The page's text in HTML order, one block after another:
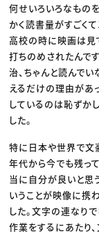
何せいろいろなもの
かく読書量がすごく
高校の時に映画は見
打ちのめされたんで
治、ちゃんと読んで
えるだけの理由があ
しているのは恥ずか
した。
特に日本や世界で文
年代から今でも残っ
当に自分が良いと思
いうことが映像に携
した。文字の連なり
作業をするにあたり